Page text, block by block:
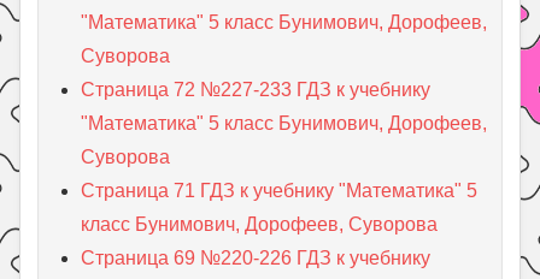
"Математика" 5 класс Бунимович, Дорофеев,
Суворова
Страница 72 №227-233 ГДЗ к учебнику
"Математика" 5 класс Бунимович, Дорофеев,
Суворова
Страница 71 ГДЗ к учебнику "Математика" 5
класс Бунимович, Дорофеев, Суворова
Страница 69 №220-226 ГДЗ к учебнику